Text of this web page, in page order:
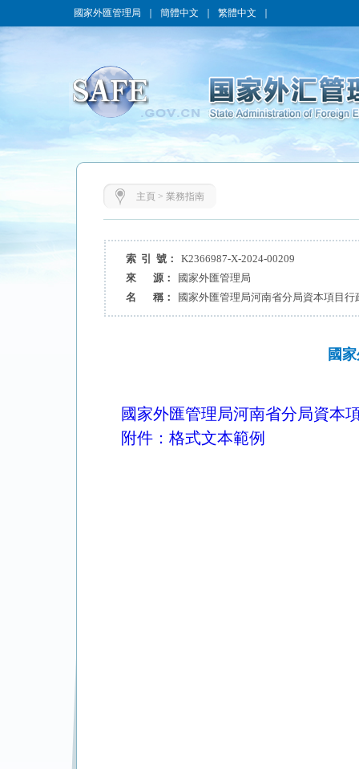
國家外匯管理局 簡體中文 繁體中文
主頁 > 業務指南
索 引 號：
K2366987-X-2024-00209
來 源：
國家外匯管理局
名 稱：
國家外匯管理局河南省分局資本項目
國
國家外匯管理局河南省分局資本
附件：格式文本範例